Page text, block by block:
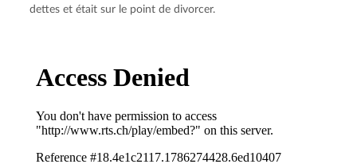
dettes et était sur le point de divorcer.